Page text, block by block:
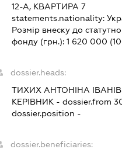
12-А, КВАРТИРА 7
statements.nationality:
Розмір внеску до
фонду (грн.):1 620 000
dossier.heads:
ТИХИХ АНТОНІНА
КЕРІВНИК - dossier.from
dossier.position -
dossier.beneficiaries: